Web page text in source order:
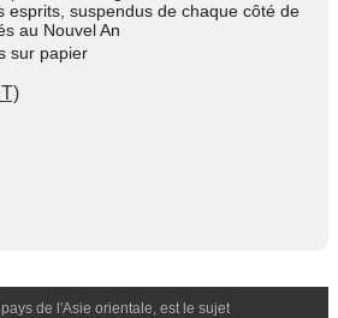
esprits, suspendus de chaque côté de
au Nouvel An
sur papier
de l'Asie orientale, est le sujet